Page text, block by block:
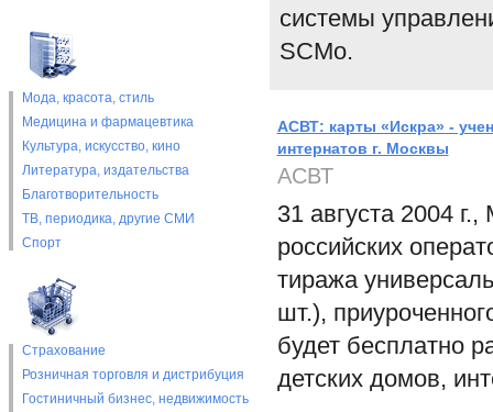
Мода, красота, стиль
Медицина и фармацевтика
Культура, искусство, кино
Литература, издательства
Благотворительность
ТВ, периодика, другие СМИ
Спорт
Страхование
Розничная торговля и дистрибуция
Гостиничный бизнес, недвижимость
системы
SCMo.
АСВТ: карты «Искра» -
интернатов г. Москвы
АСВТ
31 августа 2004
российских
тиража
шт.),
будет бесплатно
детских домов,